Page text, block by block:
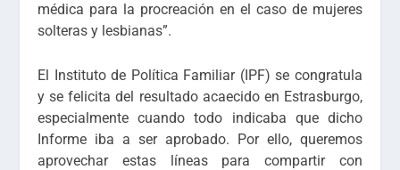
médica para la procreación en el caso de mujeres
solteras y lesbianas”.
El Instituto de Política Familiar (IPF) se congratula
y se felicita del resultado acaecido en Estrasburgo,
especialmente cuando todo indicaba que dicho
Informe iba a ser aprobado. Por ello, queremos
aprovechar estas líneas para compartir con